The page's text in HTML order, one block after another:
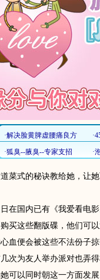
菜式的秘诀教给她，让她
国内已有《我爱看电影
买这些翻版碟，他们可
血便会被这些不法份子
次为友人举办派对也弄
可以同时朝这一方面发展